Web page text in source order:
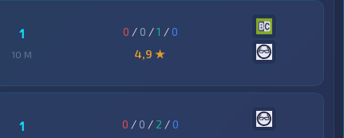
1
10 M
0 / 0 /1 /0
4,9 ★
1 0 / 0 / 2 /0